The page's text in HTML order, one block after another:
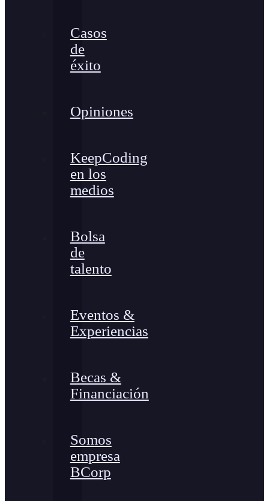
Casos
de
éxito
Opiniones
KeepCoding
en los
medios
Bolsa
de
talento
Eventos &
Experiencias
Becas &
Financiación
Somos
empresa
BCorp